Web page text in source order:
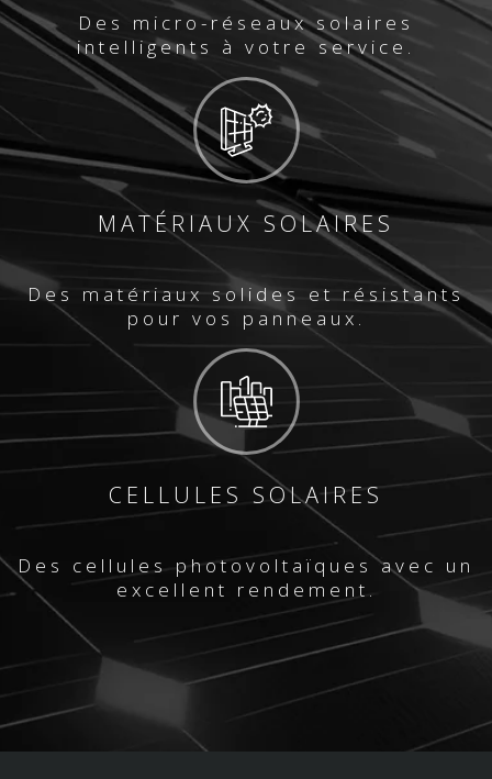
Des micro-réseaux solaires
intelligents à votre service.
MATÉRIAUX SOLAIRES
Des matériaux solides et résistants
pour vos panneaux.
CELLULES SOLAIRES
Des cellules photovoltaïques avec un
excellent rendement.